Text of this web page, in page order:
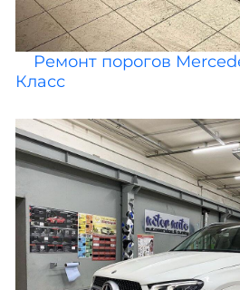
Ремонт порогов
Класс